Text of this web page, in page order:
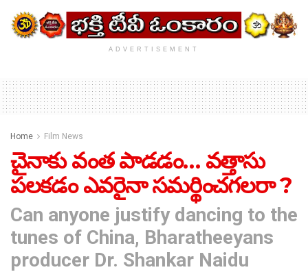
ADVERTISEMENT
Home Film News
చైనాకు వంత పాడడం… వత్తాసు
పలకడం ఎవరైనా సమర్థించగలరా ?
Can anyone justify dancing to the
tunes of China, Bharatheeyans
producer Dr. Shankar Naidu